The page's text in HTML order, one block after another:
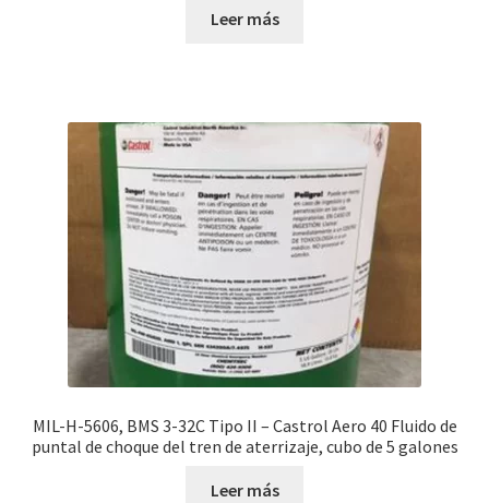
Leer más
MIL-H-5606, BMS 3-32C Tipo II – Castrol Aero 40 Fluido de
puntal de choque del tren de aterrizaje, cubo de 5 galones
Leer más